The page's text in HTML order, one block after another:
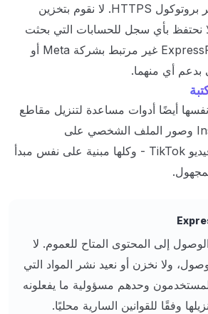
جميع الاتصالات تتم عبر بروتوكول HTTPS. لا نقوم بتخزين
نحتفظ بأي سجل للحسابات التي بحثت
عنها. موقع ExpressFollowers غير مرتبط بشركة Meta أو
أيضًا أدوات مساعدة لتنزيل مقاطع
فيديو Instagram Reels وصور الملف الشخصي على
Instagram ومقاطع فيديو TikTok - وكلها مبنية على نفس مبدأ
إلى المحتوى المتاح للعموم. لا
ولا نخزن أو نعيد نشر المواد التي
وحدهم مسؤولية ما يفعلونه
وفقًا للقوانين السارية محليًا.